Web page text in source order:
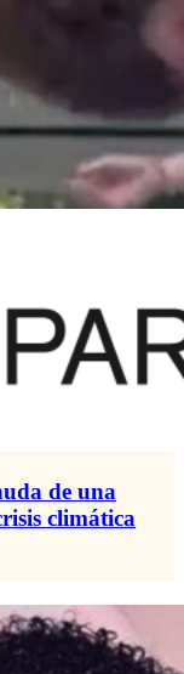
de una
climática